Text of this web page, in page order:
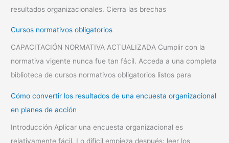
resultados organizacionales. Cierra las brechas
Cursos normativos obligatorios
CAPACITACIÓN NORMATIVA ACTUALIZADA Cumplir con la
normativa vigente nunca fue tan fácil. Acceda a una completa
biblioteca de cursos normativos obligatorios listos para
Cómo convertir los resultados de una encuesta organizacional
en planes de acción
Introducción Aplicar una encuesta organizacional es
relativamente fácil. Lo difícil empieza después: leer los